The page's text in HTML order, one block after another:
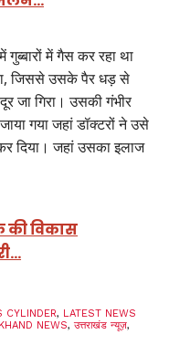
में गैस कर रहा था
जिससे उसके पैर धड़ से
जा गिरा। उसकी गंभीर
गया जहां डॉक्टरों ने उसे
दिया। जहां उसका इलाज
की विकास
CYLINDER, LATEST NEWS
NEWS, उत्तराखंड न्यूज़,